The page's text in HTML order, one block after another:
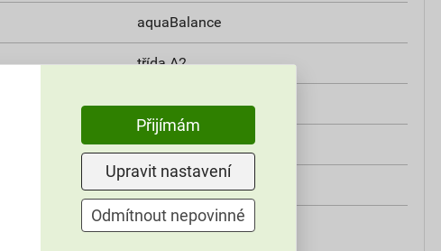
aquaBalance
třída A2
od +5°C do +25°C
25 kg
60–80
Přijímám
Upravit nastavení
Odmítnout nepovinné